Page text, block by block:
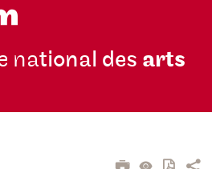
national des arts